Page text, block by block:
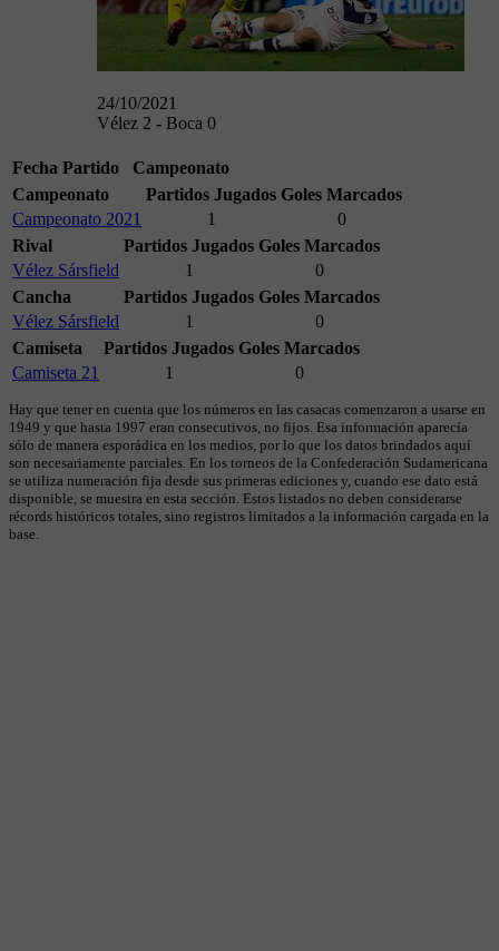
24/10/2021
Vélez 2 - Boca 0
Fecha Partido
Campeonato
Campeonato
Partidos Jugados Goles Marcados
Campeonato 2021
1
0
Rival
Partidos Jugados Goles Marcados
Vélez Sársfield
1
0
Cancha
Partidos Jugados Goles Marcados
Vélez Sársfield
1
0
Camiseta
Partidos Jugados Goles Marcados
Camiseta 21
1 0
Hay que tener en cuenta que los números en las casacas comenzaron a usarse en
1949 y que hasta 1997 eran consecutivos, no fijos. Esa información aparecía
sólo de manera esporádica en los medios, por lo que los datos brindados aquí
son necesariamente parciales. En los torneos de la Confederación Sudamericana
se utiliza numeración fija desde sus primeras ediciones y, cuando ese dato está
disponible, se muestra en esta sección. Estos listados no deben considerarse
récords históricos totales, sino registros limitados a la información cargada en la
base.